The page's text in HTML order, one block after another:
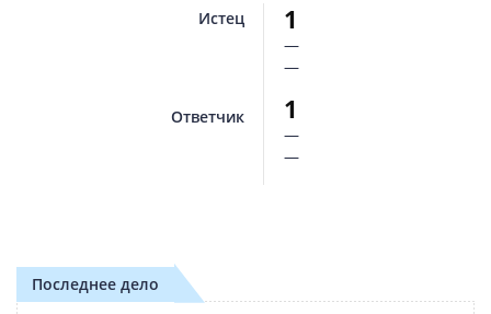
Истец
Ответчик
1
—
—
1
—
—
Последнее дело